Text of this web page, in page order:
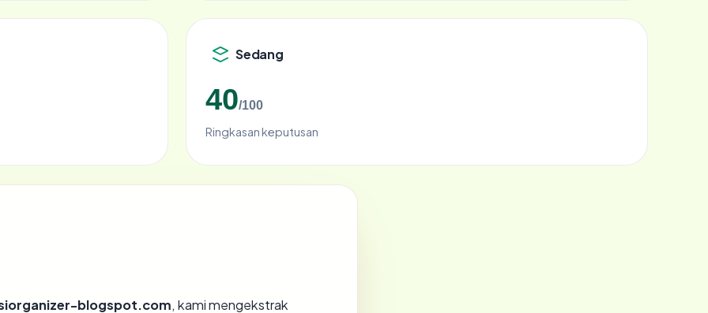
Sedang
40/100
Ringkasan keputusan
blogspot.com, kami mengekstrak